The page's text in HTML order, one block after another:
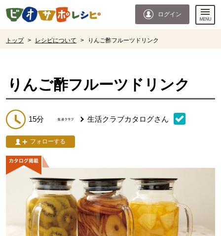
ページの先頭です。
ログイン
トップ > レシピについて > りんご酢フルーツドリンク
りんご酢フルーツドリンク
15分 生活クラブカタログさん
フォローする